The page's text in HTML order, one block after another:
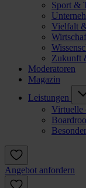
Sport &
Vielfalt
Zukunft
Moderatoren
Magazin
Leistungen
Virtuelle
Angebot anfordern